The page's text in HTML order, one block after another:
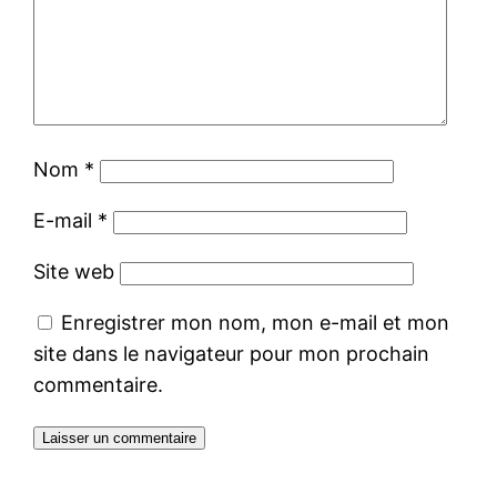
Nom *
E-mail *
Site web
Enregistrer mon nom, mon e-mail et mon
site dans le navigateur pour mon prochain
commentaire.